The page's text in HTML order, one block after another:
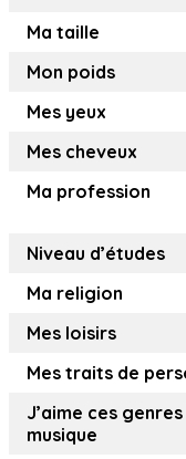
Ma taille
Mon poids
Mes yeux
Mes cheveux
Ma profession
Niveau d’études
Ma religion
Mes loisirs
Mes traits de
J’aime ces
musique